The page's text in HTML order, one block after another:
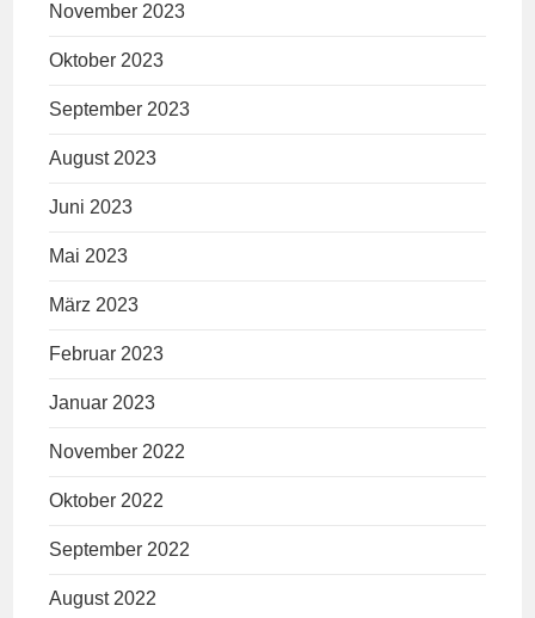
November 2023
Oktober 2023
September 2023
August 2023
Juni 2023
Mai 2023
März 2023
Februar 2023
Januar 2023
November 2022
Oktober 2022
September 2022
August 2022